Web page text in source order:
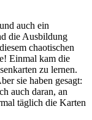
auch ein
die Ausbildung
chaotischen
Einmal kam die
zu lernen.
sie haben gesagt:
auch daran, an
täglich die Karten